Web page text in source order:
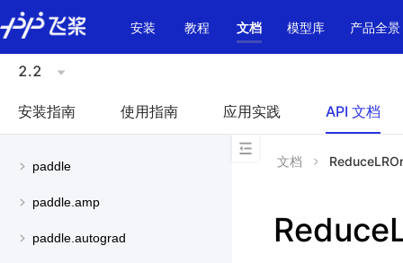
\u200E
安装
教程 文档 模型库 产品全景
2.2
安装指南 使用指南 应用实践 API 文档
paddle
paddle.amp
paddle.autograd
文档